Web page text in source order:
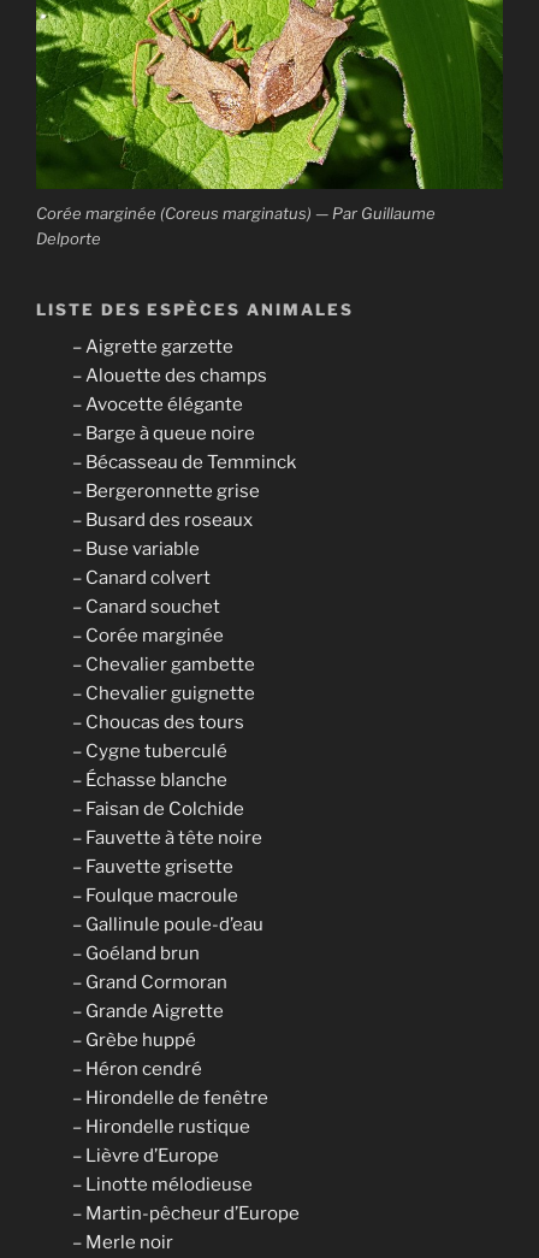
Corée marginée (Coreus marginatus) — Par Guillaume
Delporte
LISTE DES ESPÈCES ANIMALES
– Aigrette garzette
– Alouette des champs
– Avocette élégante
– Barge à queue noire
– Bécasseau de Temminck
– Bergeronnette grise
– Busard des roseaux
– Buse variable
– Canard colvert
– Canard souchet
– Corée marginée
– Chevalier gambette
– Chevalier guignette
– Choucas des tours
– Cygne tuberculé
– Échasse blanche
– Faisan de Colchide
– Fauvette à tête noire
– Fauvette grisette
– Foulque macroule
– Gallinule poule-d’eau
– Goéland brun
– Grand Cormoran
– Grande Aigrette
– Grèbe huppé
– Héron cendré
– Hirondelle de fenêtre
– Hirondelle rustique
– Lièvre d’Europe
– Linotte mélodieuse
– Martin-pêcheur d’Europe
– Merle noir